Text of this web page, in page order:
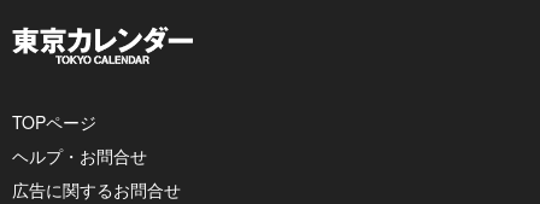
TOPページ
ヘルプ・お問合せ
広告に関するお問合せ